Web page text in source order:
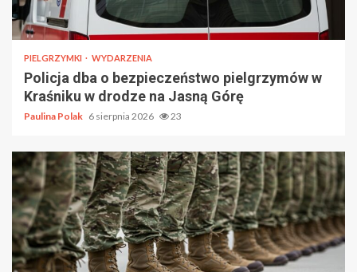
PIELGRZYMKI WYDARZENIA
Policja dba o bezpieczeństwo pielgrzymów w
Kraśniku w drodze na Jasną Górę
Paulina Polak 6 sierpnia 2026 23